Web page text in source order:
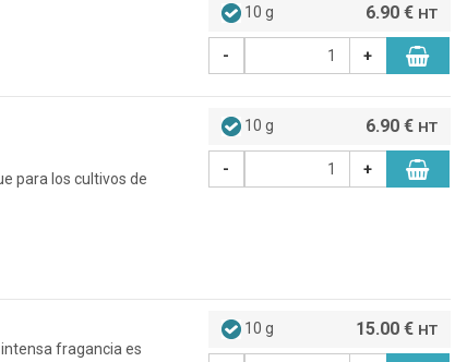
10 g 6.90 € HT
- +
para los cultivos de
10 g 6.90 € HT
- +
fragancia es
10 g 15.00 € HT